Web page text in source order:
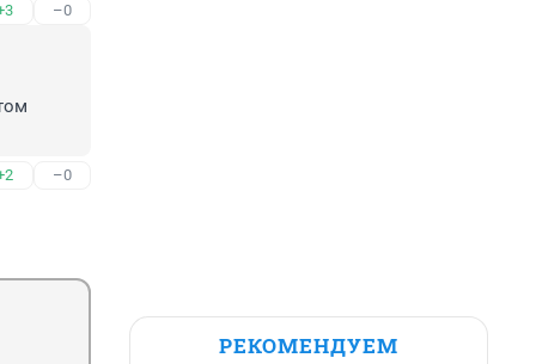
–0
–0
РЕКОМЕНДУЕМ